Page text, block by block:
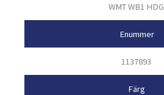
WMT WB1 HDG
Enummer
1137893
Färg